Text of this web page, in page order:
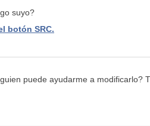
suyo?
botón SRC.
puede ayudarme a modificarlo?